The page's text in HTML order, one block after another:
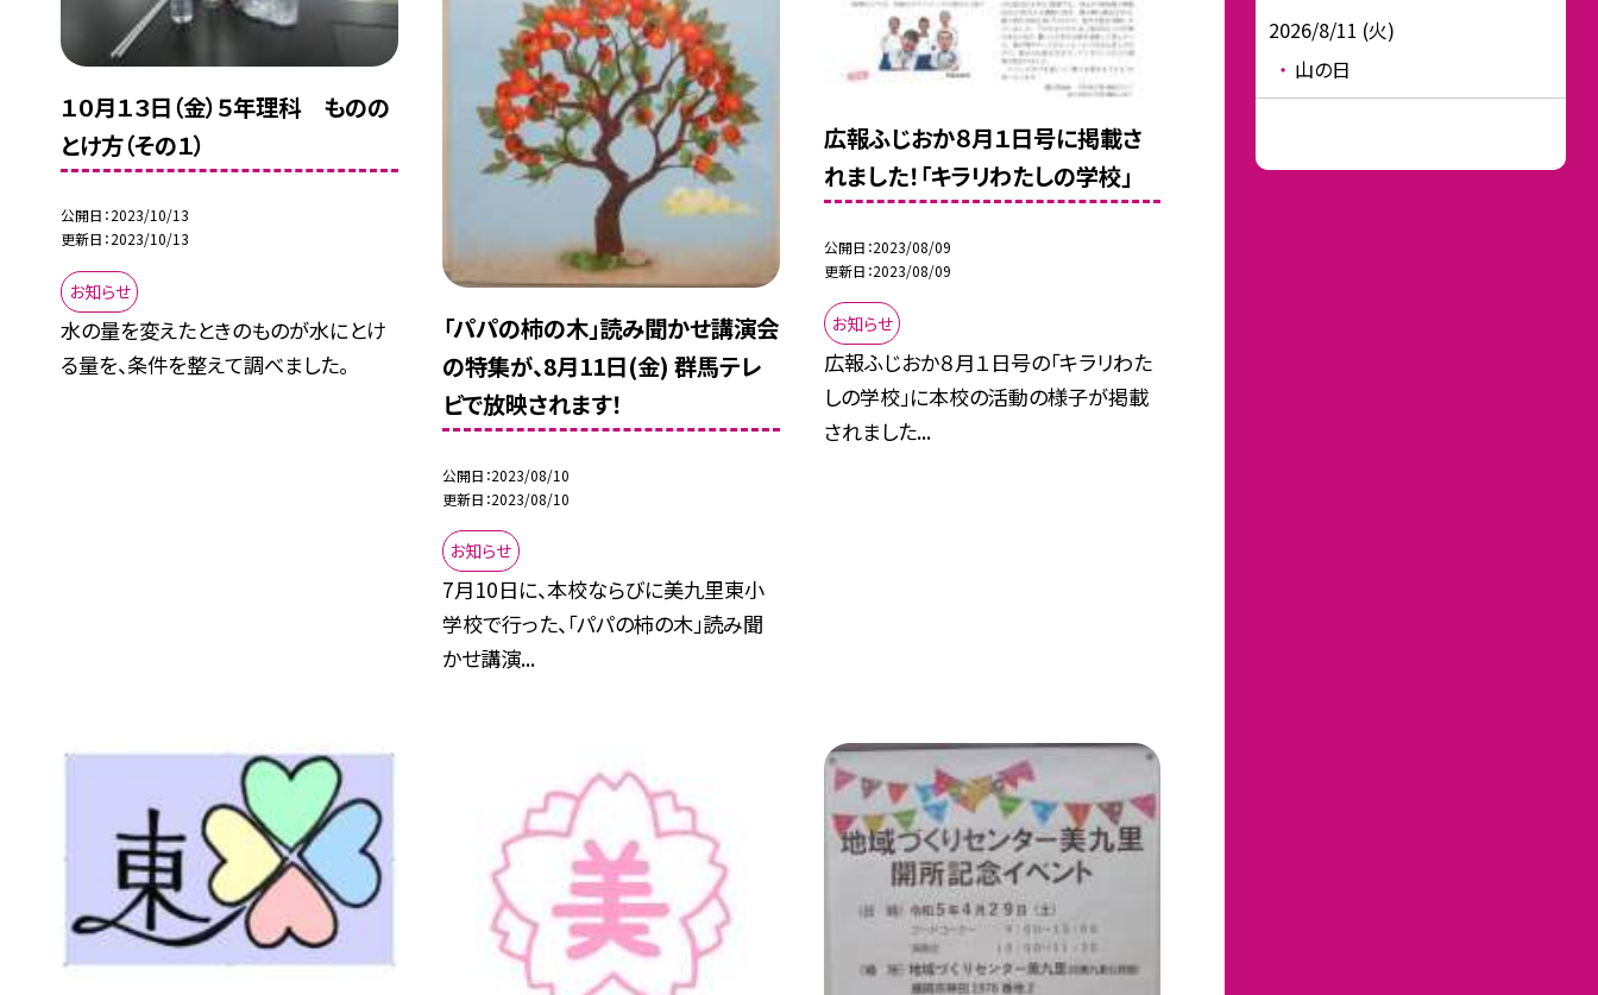
１０月１３日（金）５年理科 ものの
とけ方（その１）
公開日 2023/10/13
更新日 2023/10/13
お知らせ
水の量を変えたときのものが水にとけ
る量を、条件を整えて調べました。
「パパの柿の木」読み聞かせ講演会
の特集が、8月11日(金) 群馬テレ
ビで放映されます！
公開日 2023/08/10
更新日 2023/08/10
お知らせ
7月10日に、本校ならびに美九里東小
学校で行った、「パパの柿の木」読み聞
かせ講演...
広報ふじおか８月１日号に掲載さ
れました！「キラリわたしの学校」
公開日 2023/08/09
更新日 2023/08/09
お知らせ
広報ふじおか８月１日号の「キラリわた
しの学校」に本校の活動の様子が掲載
されました...
2026/8/11 (火)
山の日